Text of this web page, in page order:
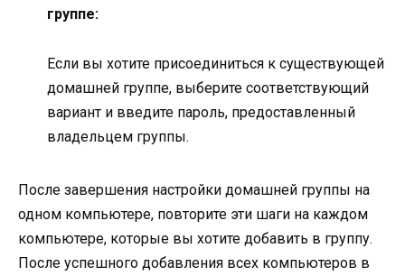
группе:
Если вы хотите присоединиться к существующей
домашней группе, выберите соответствующий
вариант и введите пароль, предоставленный
владельцем группы.
После завершения настройки домашней группы на
одном компьютере, повторите эти шаги на каждом
компьютере, которые вы хотите добавить в группу.
После успешного добавления всех компьютеров в